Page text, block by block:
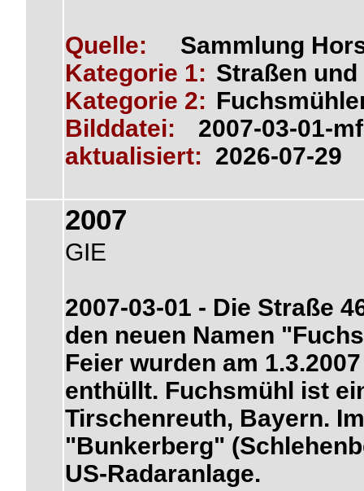
Quelle:
Sammlung
Kategorie 1: Straßen und
Kategorie 2:
Bilddatei:
2007-03-01-
aktualisiert: 2026-07-29
2007
GIE
2007-03-01 - Die Straße
den neuen Namen
Feier wurden am
enthüllt. Fuchsmühl ist
Tirschenreuth, Bayern.
"Bunkerberg"
US-Radaranlage.